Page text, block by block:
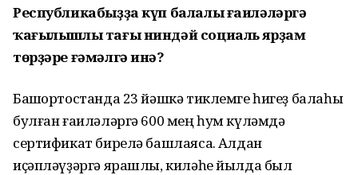
Республикабыҙҙа күп балалы ғаиләләргә
ҡағылышлы тағы ниндәй социаль ярҙам
төрҙәре ғәмәлгә инә?
Башҡортостанда 23 йәшкә тиклемге һигеҙ балаһы
булған ғаиләләргә 600 мең һум күләмдә
сертификат бирелә башлаясаҡ. Алдан
иҫәпләүҙәргә ярашлы, киләһе йылда был